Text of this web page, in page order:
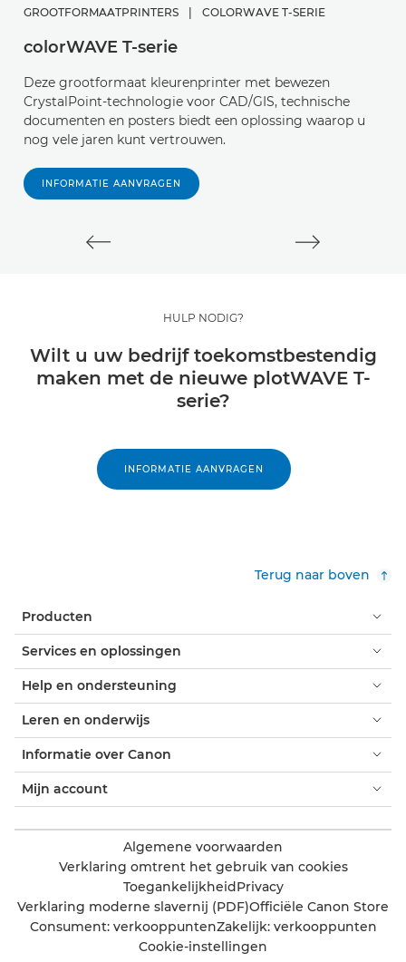
GROOTFORMAATPRINTERS | COLORWAVE T-SERIE
colorWAVE T-serie
Deze grootformaat kleurenprinter met bewezen
CrystalPoint-technologie voor CAD/GIS, technische
documenten en posters biedt een oplossing waarop u
nog vele jaren kunt vertrouwen.
INFORMATIE AANVRAGEN
HULP NODIG?
Wilt u uw bedrijf toekomstbestendig
maken met de nieuwe plotWAVE T-
serie?
INFORMATIE AANVRAGEN
Terug naar boven
Producten
Services en oplossingen
Help en ondersteuning
Leren en onderwijs
Informatie over Canon
Mijn account
Algemene voorwaarden
Verklaring omtrent het gebruik van cookies
ToegankelijkheidPrivacy
Verklaring moderne slavernij (PDF)Officiële Canon Store
Consument: verkooppuntenZakelijk: verkooppunten
Cookie-instellingen